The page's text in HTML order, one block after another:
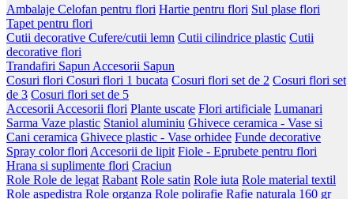
Ambalaje Celofan pentru flori Hartie pentru flori Sul plase flori
Tapet pentru flori
Cutii decorative Cufere/cutii lemn Cutii cilindrice plastic Cutii
decorative flori
Trandafiri Sapun Accesorii Sapun
Cosuri flori Cosuri flori 1 bucata Cosuri flori set de 2 Cosuri flori set
de 3 Cosuri flori set de 5
Accesorii Accesorii flori Plante uscate Flori artificiale Lumanari
Sarma Vaze plastic Staniol aluminiu Ghivece ceramica - Vase si
Cani ceramica Ghivece plastic - Vase orhidee Funde decorative
Spray color flori Accesorii de lipit Fiole - Eprubete pentru flori
Hrana si suplimente flori Craciun
Role Role de legat Rabant Role satin Role iuta Role material textil
Role aspedistra Role organza Role polirafie Rafie naturala 160 gr